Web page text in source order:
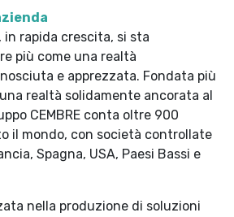
, in rapida crescita, si sta
più come una realtà
e apprezzata. Fondata più
realtà solidamente ancorata al
CEMBRE conta oltre 900
il mondo, con società controllate
Spagna, USA, Paesi Bassi e
nella produzione di soluzioni